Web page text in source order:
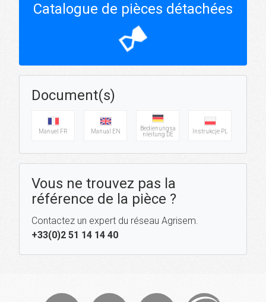
Catalogue de pièces détachées
hourglass_top
Document(s)
Manuel FR Manual EN
Bedienungsa
nleitung DE
Instrukcje PL
Vous ne trouvez pas la
référence de la pièce ?
Contactez un expert du réseau Agrisem.
+33(0)2 51 14 14 40